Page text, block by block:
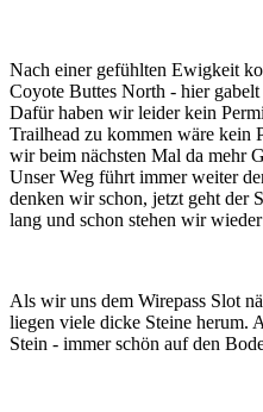
Nach einer gefühlten Ewigkeit
Coyote Buttes North - hier
Dafür haben wir leider kein
Trailhead zu kommen wäre kein
wir beim nächsten Mal da mehr
Unser Weg führt immer weiter
denken wir schon, jetzt geht der
lang und schon stehen wir
Als wir uns dem Wirepass Slot
liegen viele dicke Steine herum.
Stein - immer schön auf den